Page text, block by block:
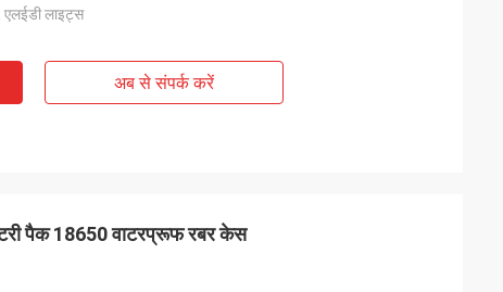
लाइट्स
अब से संपर्क करें
पैक 18650 वाटरप्रूफ रबर केस